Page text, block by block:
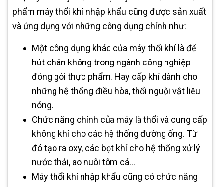
phẩm máy thổi khí nhập khẩu cũng được sản xuất
và ứng dụng với những công dụng chính như:
Một công dụng khác của máy thổi khí là để
hút chân không trong ngành công nghiệp
đóng gói thực phẩm. Hay cấp khí dành cho
những hệ thống điều hòa, thổi nguội vật liệu
nóng.
Chức năng chính của máy là thổi và cung cấp
không khí cho các hệ thống đường ống. Từ
đó tạo ra oxy, các bọt khí cho hệ thống xử lý
nước thải, ao nuôi tôm cá…
Máy thổi khí nhập khẩu cũng có chức năng